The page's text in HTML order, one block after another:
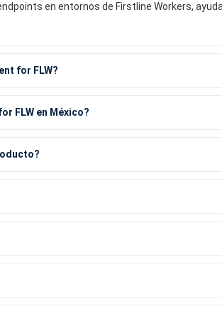
en entornos de Firstline Workers,
for FLW?
FLW en México?